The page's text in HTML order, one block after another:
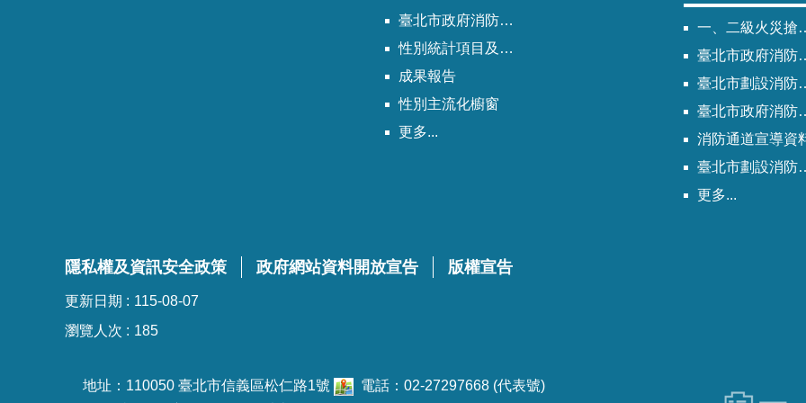
臺北市政府消防局歷次性別平等專案小組會議紀錄
性別統計項目及指標
成果報告
性別主流化櫥窗
更多...
一、二級火災搶救困難地區
臺北市政府消防局劃設消防通道清冊
臺北市劃設消防通道Q&A
臺北市政府消防通道劃設及管理作業程序
消防通道宣導資
臺北市劃設消防通道說帖
更多...
隱私權及資訊安全政策 政府網站資料開放宣告 版權宣告
更新日期
115-08-07
瀏覽人次
185
地址：110050 臺北市信義區松仁路1號
電話：02-27297668 (代表號)